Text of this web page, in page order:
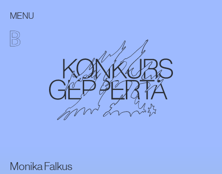
Konkurs Malarski im. Eugeniusza Gepperta
MENU
Monika Falkus